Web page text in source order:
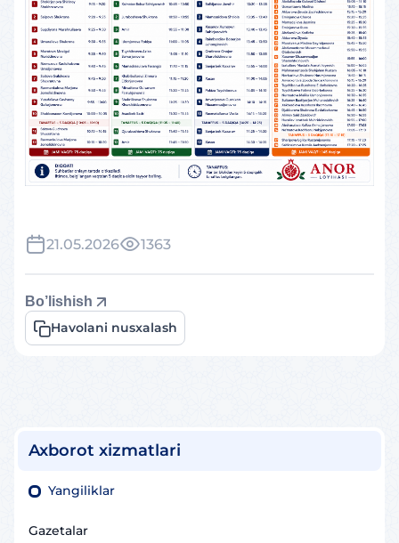
21.05.2026 1363
Bo’lishish
Havolani nusxalash
Axborot xizmatlari
Yangiliklar
Gazetalar